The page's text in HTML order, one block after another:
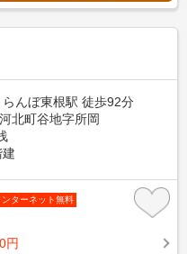
んぼ東根駅 徒歩92分
北町谷地字所岡
建
ンターネット無料
円